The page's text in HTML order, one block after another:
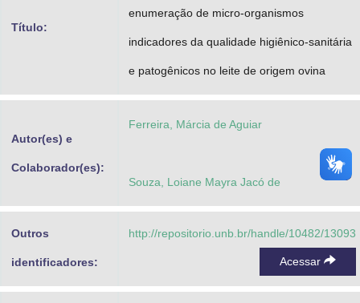
Título:
enumeração de micro-organismos
indicadores da qualidade higiênico-sanitária
e patogênicos no leite de origem ovina
Autor(es) e
Colaborador(es):
Ferreira, Márcia de Aguiar
Souza, Loiane Mayra Jacó de
Outros
identificadores:
http://repositorio.unb.br/handle/10482/13093
Acessar